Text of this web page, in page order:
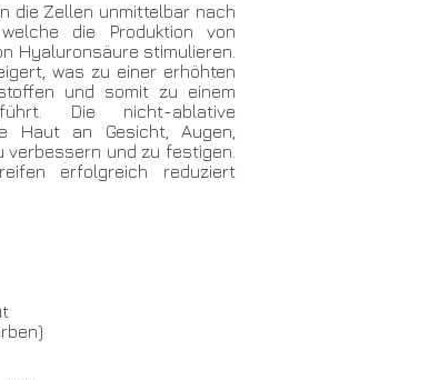
die Zellen unmittelbar nach
die Produktion von
Hyaluronsäure stimulieren.
was zu einer erhöhten
und somit zu einem
Die nicht-ablative
Haut an Gesicht, Augen,
verbessern und zu festigen.
erfolgreich reduziert